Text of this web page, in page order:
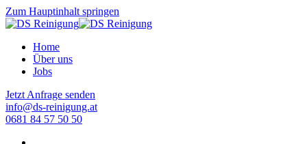
Zum Hauptinhalt springen
Home
Über uns
Jobs
Jetzt Anfrage senden
info@ds-reinigung.at
0681 84 57 50 50